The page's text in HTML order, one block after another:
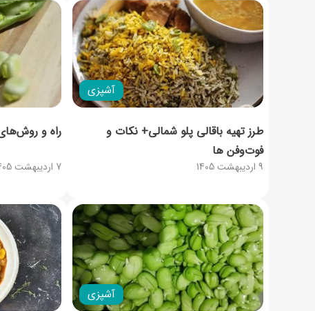
آشپزی
9 اردیبهشت 1405
طرز تهیه باقالی پلو شمالی+ نکات و
فوت‌وفن ها
7 اردیبهشت 1405
راه و
آشپزی